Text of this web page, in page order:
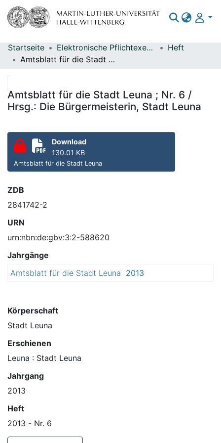
Bereiche & Sammlungen
Statistiken
Startseite Elektronische Pflichtexemplare
Heft
Amtsblatt für die Stadt Leuna ; Nr. 6 / Hrsg.: Die Bürgermeisterin, Stadt Leuna
Amtsblatt für die Stadt Leuna ; Nr. 6 /
Hrsg.: Die Bürgermeisterin, Stadt Leuna
Download
130.01 KB
Amtsblatt für die Stadt Leuna
ZDB
2841742-2
URN
urn:nbn:de:gbv:3:2-588620
Jahrgänge
Amtsblatt für die Stadt Leuna 2013
Körperschaft
Stadt Leuna
Erschienen
Leuna : Stadt Leuna
Jahrgang
2013
Heft
2013 - Nr. 6